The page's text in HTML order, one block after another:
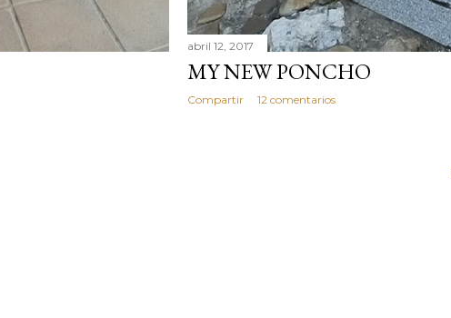
abril 12, 2017
MY NEW PONCHO
Compartir 12 comentarios